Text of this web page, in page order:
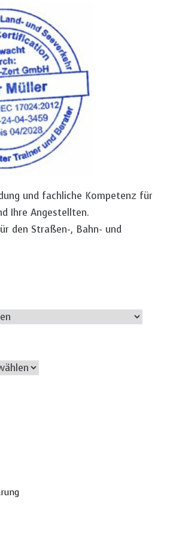
und fachliche Kompetenz für
Ihre Angestellten.
den Straßen-, Bahn- und